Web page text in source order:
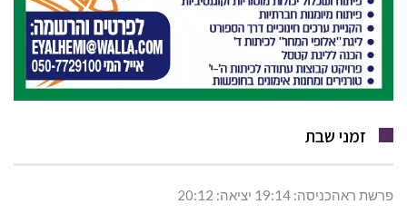
זמני שבת
פרשת ראהכניסה: 19:14 יציאה: 20:12